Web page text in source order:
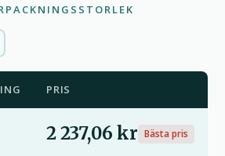
PRIS
2 237,06 kr Bästa pris